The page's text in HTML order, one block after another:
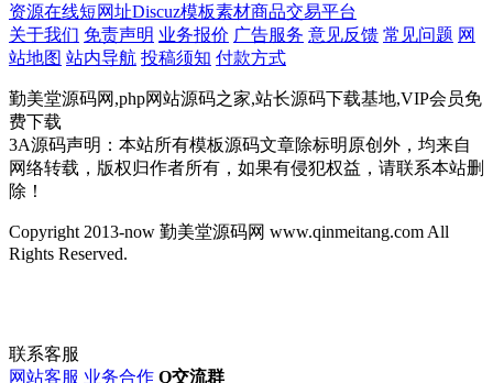
资源在线短网址Discuz模板素材商品交易平台
关于我们 免责声明 业务报价 广告服务 意见反馈 常见问题 网
站地图 站内导航 投稿须知 付款方式
勤美堂源码网,php网站源码之家,站长源码下载基地,VIP会员免
费下载
3A源码声明：本站所有模板源码文章除标明原创外，均来自
网络转载，版权归作者所有，如果有侵犯权益，请联系本站删
除！
Copyright 2013-now 勤美堂源码网 www.qinmeitang.com All
Rights Reserved.
联系客服
网站客服 业务合作 Q交流群